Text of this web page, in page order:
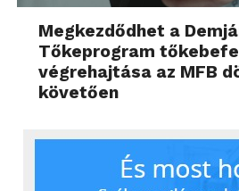
Megkezdődhet a
Tőkeprogram
végrehajtása az MFB
követően